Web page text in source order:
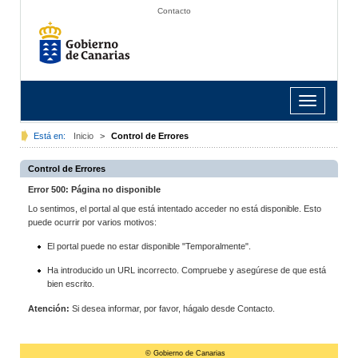
Contacto
Toggle
navigation
Está en: Inicio > Control de Errores
Control de Errores
Error 500: Página no disponible
Lo sentimos, el portal al que está intentado acceder no está disponible. Esto
puede ocurrir por varios motivos:
El portal puede no estar disponible "Temporalmente".
Ha introducido un URL incorrecto. Compruebe y asegúrese de que está
bien escrito.
Atención: Si desea informar, por favor, hágalo desde Contacto.
© Gobierno de Canarias